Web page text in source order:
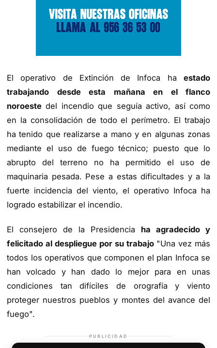
El operativo de Extinción de Infoca ha estado
trabajando desde esta mañana en el flanco
noroeste del incendio que seguía activo, así como
en la consolidación de todo el perímetro. El trabajo
ha tenido que realizarse a mano y en algunas zonas
mediante el uso de fuego técnico; puesto que lo
abrupto del terreno no ha permitido el uso de
maquinaria pesada. Pese a estas dificultades y a la
fuerte incidencia del viento, el operativo Infoca ha
logrado estabilizar el incendio.
El consejero de la Presidencia ha agradecido y
felicitado al despliegue por su trabajo "Una vez más
todos los operativos que componen el plan Infoca se
han volcado y han dado lo mejor para en unas
condiciones tan difíciles de orografía y viento
proteger nuestros pueblos y montes del avance del
fuego".
PUBLICIDAD